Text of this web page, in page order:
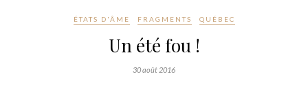
ÉTATS D'ÂME FRAGMENTS QUÉBEC
Un été fou !
30 août 2016